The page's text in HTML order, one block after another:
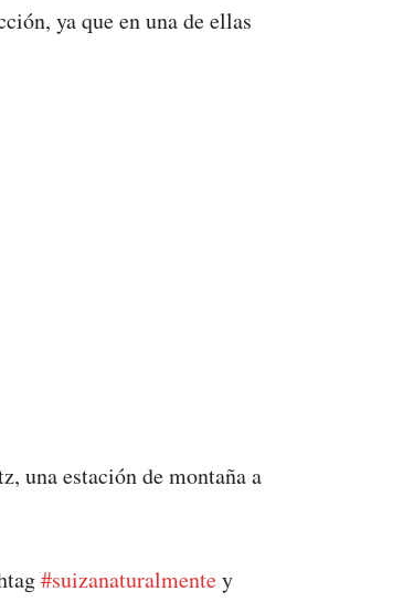
ya que en una de ellas
una estación de montaña a
#suizanaturalmentey